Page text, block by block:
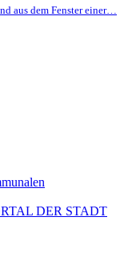
aus dem Fenster einer…
DER STADT